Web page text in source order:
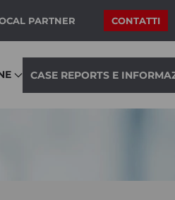
PARTNER CONTATTI
CASE REPORTS E